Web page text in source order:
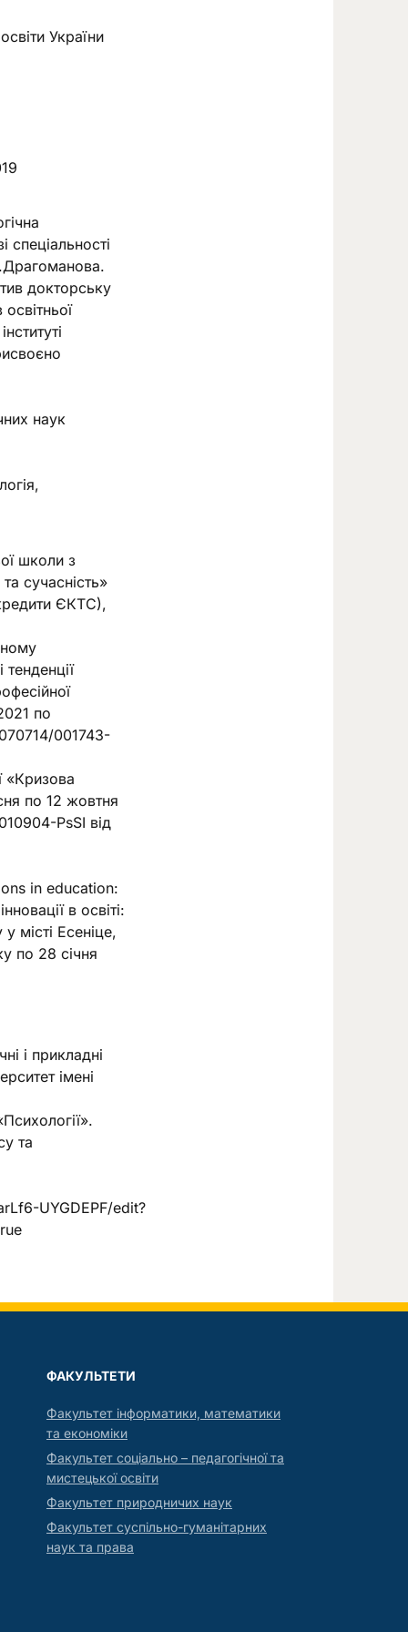
України
спеціальності
докторську
наук
школи з
сучасність»
ЄКТС),
по
001743-
«Кризова
по 12 жовтня
PsSI від
in education:
в освіті:
місті Есеніце,
по 28 січня
і прикладні
імені
та
UYGDEPF/edit?
ФАКУЛЬТЕТИ
Факультет інформатики, математики
та економіки
Факультет соціально – педагогічної та
мистецької освіти
Факультет природничих наук
Факультет суспільно-гуманітарних
наук та права